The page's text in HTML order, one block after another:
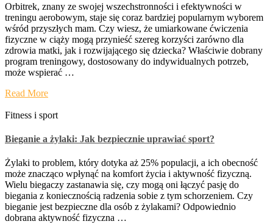
Orbitrek, znany ze swojej wszechstronności i efektywności w
treningu aerobowym, staje się coraz bardziej popularnym wyborem
wśród przyszłych mam. Czy wiesz, że umiarkowane ćwiczenia
fizyczne w ciąży mogą przynieść szereg korzyści zarówno dla
zdrowia matki, jak i rozwijającego się dziecka? Właściwie dobrany
program treningowy, dostosowany do indywidualnych potrzeb,
może wspierać …
Read More
Fitness i sport
Bieganie a żylaki: Jak bezpiecznie uprawiać sport?
Żylaki to problem, który dotyka aż 25% populacji, a ich obecność
może znacząco wpłynąć na komfort życia i aktywność fizyczną.
Wielu biegaczy zastanawia się, czy mogą oni łączyć pasję do
biegania z koniecznością radzenia sobie z tym schorzeniem. Czy
bieganie jest bezpieczne dla osób z żylakami? Odpowiednio
dobrana aktywność fizyczna …